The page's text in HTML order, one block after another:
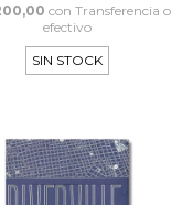
con Transferencia o
efectivo
SIN STOCK